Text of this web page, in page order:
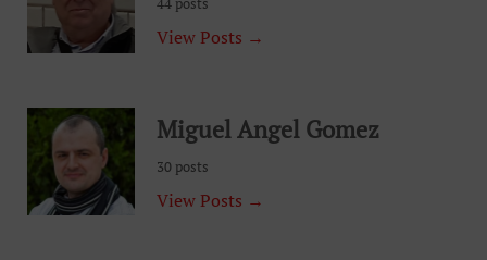
44 posts
View Posts →
Miguel Angel Gomez
30 posts
View Posts →